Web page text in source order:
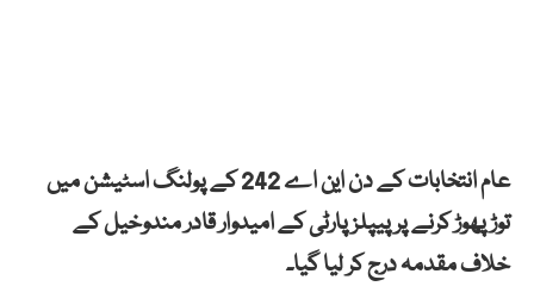
عام انتخابات کے دن این اے 242 کے پولنگ اسٹیشن میں
توڑ پھوڑ کرنے پر پیپلز پارٹی کے امیدوار قادر مندوخیل کے
خلاف مقدمہ درج کر لیا گیا۔